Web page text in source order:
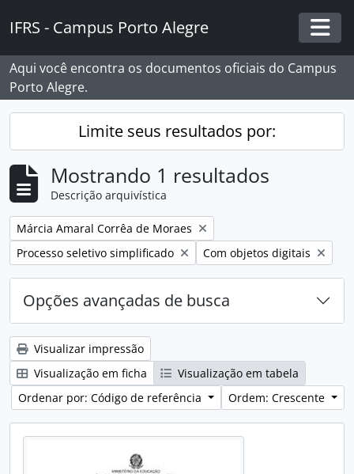
IFRS - Campus Porto Alegre
Aqui você encontra os documentos oficiais do Campus
Porto Alegre.
Limite seus resultados por:
Mostrando 1 resultados
Descrição arquivística
Remover filtro:
Márcia Amaral Corrêa de Moraes
Remover filtro:
Processo seletivo simplificado Remover filtro:
Com objetos digitais
Opções avançadas de busca
Visualizar impressão
Visualização em ficha
Visualização em tabela
Ordenar por: Código de referência
Ordem: Crescente